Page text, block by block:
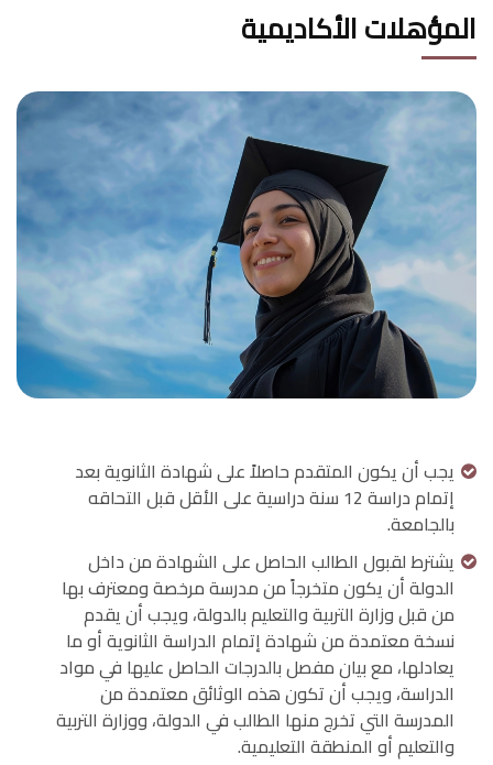
المؤهلات الأكاديمية
يجب أن يكون المتقدم حاصلاً على شهادة الثانوية بعد
إتمام دراسة 12 سنة دراسية على الأقل قبل التحاقه
بالجامعة.
يشترط لقبول الطالب الحاصل على الشهادة من داخل
الدولة أن يكون متخرجاً من مدرسة مرخصة ومعترف بها
من قبل وزارة التربية والتعليم بالدولة، ويجب أن يقدم
نسخة معتمدة من شهادة إتمام الدراسة الثانوية أو ما
يعادلها، مع بيان مفصل بالدرجات الحاصل عليها في مواد
الدراسة، ويجب أن تكون هذه الوثائق معتمدة من
المدرسة التي تخرج منها الطالب في الدولة، ووزارة التربية
والتعليم أو المنطقة التعليمية.